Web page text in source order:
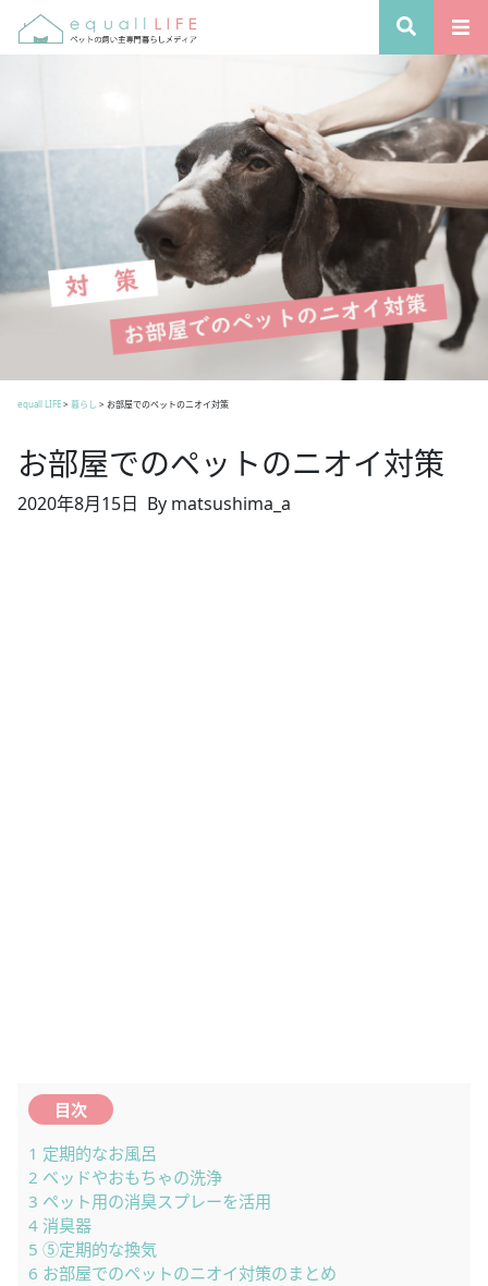
equall LIFE> 暮らし > お部屋でのペットのニオイ対策
お部屋でのペットのニオイ対策
2020年8月15日 By matsushima_a
目次
1 定期的なお風呂
2 ベッドやおもちゃの洗浄
3 ペット用の消臭スプレーを活用
4 消臭器
5 ⑤定期的な換気
6 お部屋でのペットのニオイ対策のまとめ